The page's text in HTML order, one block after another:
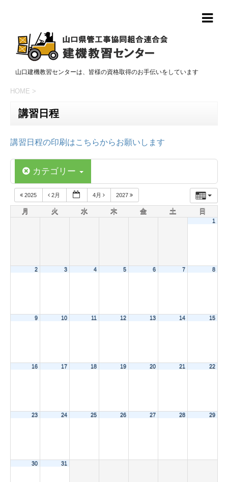
山口建機教習センターは、皆様の資格取得のお手伝いをしています
HOME >
講習日程
講習日程の印刷はこちらからお願いします
カテゴリー
2025 2月 4月 2027
月 火 水 木 金 土 日
1
2 3 4 5 6 7 8
9 10 11 12 13 14 15
16 17 18 19 20 21 22
23 24 25 26 27 28 29
30 31